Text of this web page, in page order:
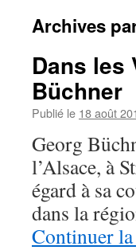
Archives
Dans les
Büchner
Publié le 18 août
Georg
l’Alsace, à
égard à sa
dans la
Continuer